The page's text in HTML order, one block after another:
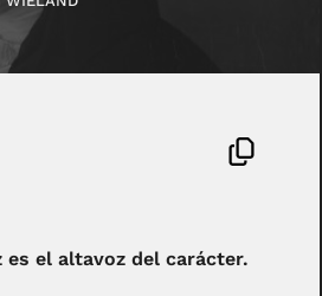
es el altavoz del carácter.